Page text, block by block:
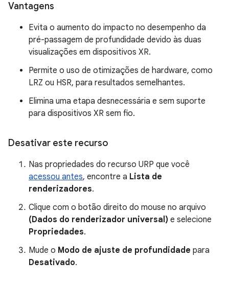
Vantagens
Evita o aumento do impacto no desempenho da
pré-passagem de profundidade devido às duas
visualizações em dispositivos XR.
Permite o uso de otimizações de hardware, como
LRZ ou HSR, para resultados semelhantes.
Elimina uma etapa desnecessária e sem suporte
para dispositivos XR sem fio.
Desativar este recurso
Nas propriedades do recurso URP que você
acessou antes, encontre a Lista de
renderizadores.
Clique com o botão direito do mouse no arquivo
(Dados do renderizador universal) e selecione
Propriedades.
Mude o Modo de ajuste de profundidade para
Desativado.